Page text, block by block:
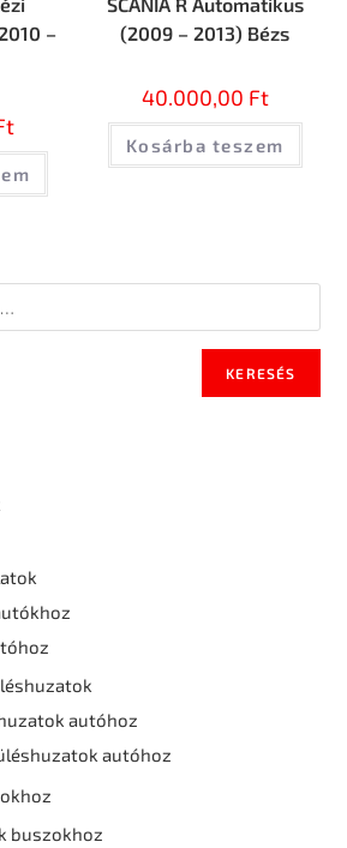
–
(2009 – 2013) Bézs
40.000,00 Ft
Kosárba teszem
KERESÉS
autóhoz
autóhoz
buszokhoz